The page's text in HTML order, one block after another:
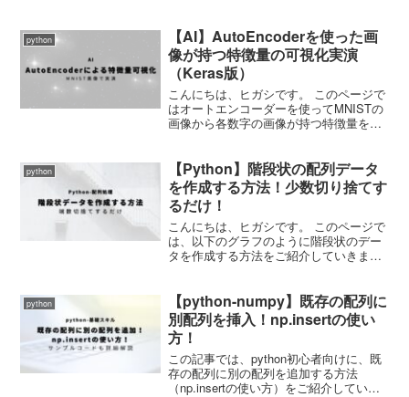
し、終点を右クリックで指定するだけで
す。 非常...
python
【AI】AutoEncoderを使った画
像が持つ特徴量の可視化実演
（Keras版）
こんにちは、ヒガシです。 このページで
はオートエンコーダーを使ってMNISTの
画像から各数字の画像が持つ特徴量を２
っそくやっていきましょう！ オートエン
コーダー(Au...
python
【Python】階段状の配列データ
を作成する方法！少数切り捨てす
るだけ！
こんにちは、ヒガシです。 このページで
は、以下のグラフのように階段状のデー
タを作成する方法をご紹介していきま
使うことがあるのでぜひやり方を覚えて
おきましょう。 それ...
python
【python-numpy】既存の配列に
別配列を挿入！np.insertの使い
方！
この記事では、python初心者向けに、既
存の配列に別の配列を追加する方法
（np.insertの使い方）をご紹介していま